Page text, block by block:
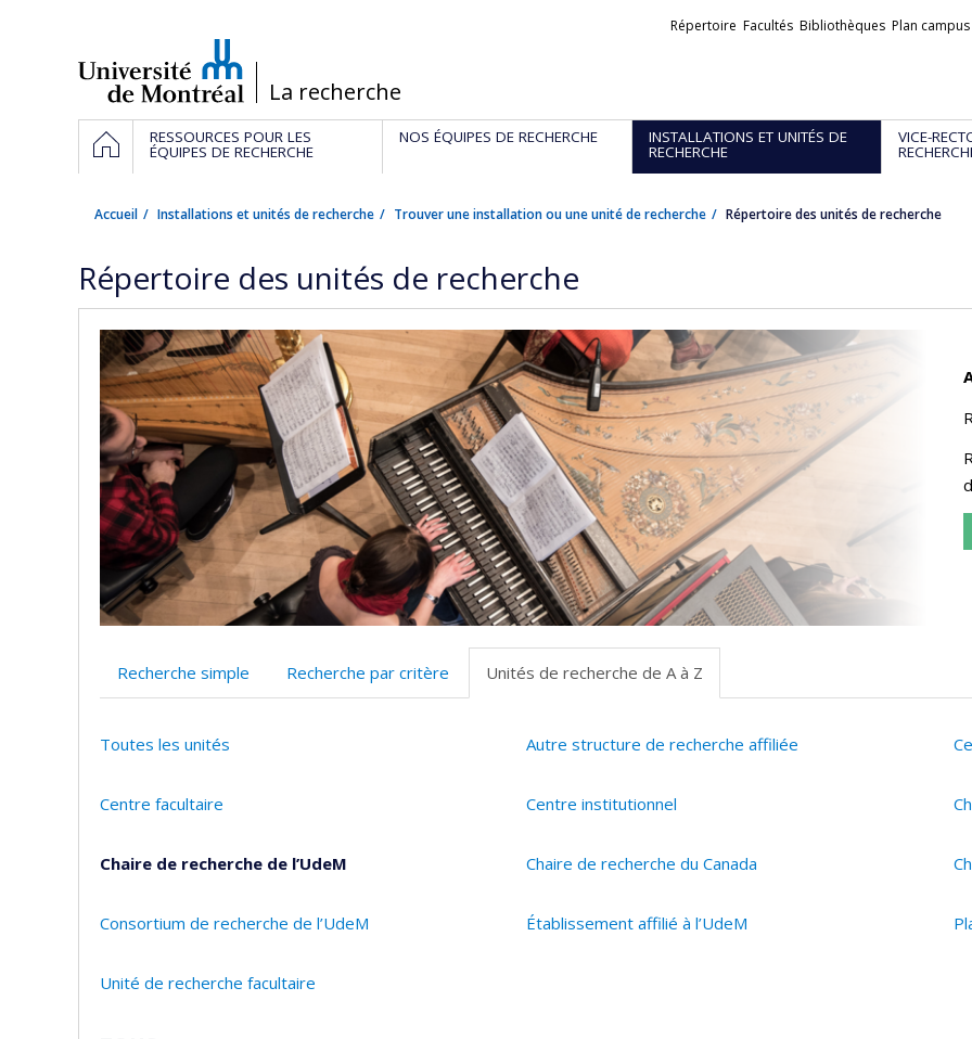
/La recherche
Liens
Répertoire Facultés Bibliothèques Plan campus
Navigation
principale
ACCUEILRESSOURCES POUR LES
ÉQUIPES DE RECHERCHE
NOS ÉQUIPES DE RECHERCHE INSTALLATIONS ET UNITÉS DE
RECHERCHE
VICE-
Accueil Installations et unités de recherche Trouver une installation ou une unité de recherche Répertoire des unités de recherche
Répertoire des unités de recherche
Recherche simple Recherche par critère Unités de recherche de A à Z
Toutes les unités Autre structure de recherche affiliée
Centre facultaire Centre institutionnel
Chaire de recherche de l’UdeM Chaire de recherche du Canada
Consortium de recherche de l’UdeM Établissement affilié à l’UdeM
Unité de recherche facultaire